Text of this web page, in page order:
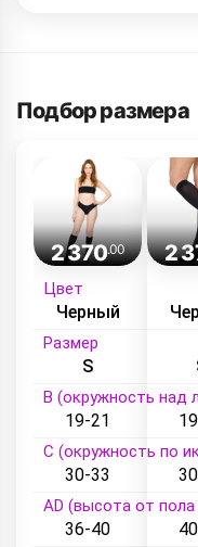
Подбор размера
Цвет
Размер
B (окружность над
C (окружность по
AD (высота от
2 370.00
Черный
S
19-21
30-33
36-40
2